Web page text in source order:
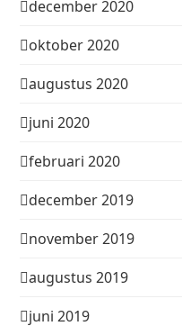
december 2020
oktober 2020
augustus 2020
juni 2020
februari 2020
december 2019
november 2019
augustus 2019
juni 2019